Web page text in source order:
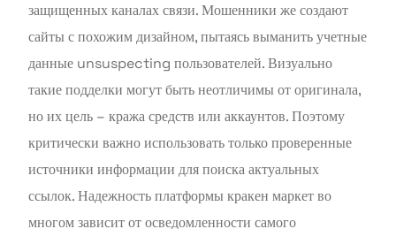
защищенных каналах связи. Мошенники же создают
сайты с похожим дизайном, пытаясь выманить учетные
данные unsuspecting пользователей. Визуально
такие подделки могут быть неотличимы от оригинала,
но их цель – кража средств или аккаунтов. Поэтому
критически важно использовать только проверенные
источники информации для поиска актуальных
ссылок. Надежность платформы кракен маркет во
многом зависит от осведомленности самого